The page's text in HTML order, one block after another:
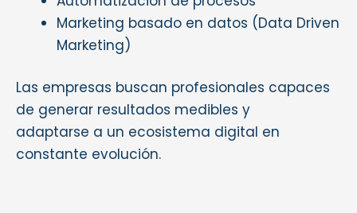
Marketing basado en datos (Data Driven
Marketing)
Las empresas buscan profesionales capaces
de generar resultados medibles y
adaptarse a un ecosistema digital en
constante evolución.